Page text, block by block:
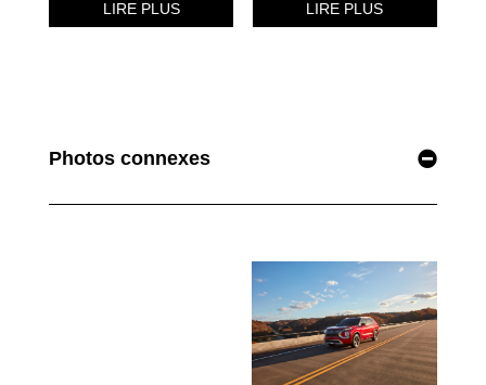
Photos connexes